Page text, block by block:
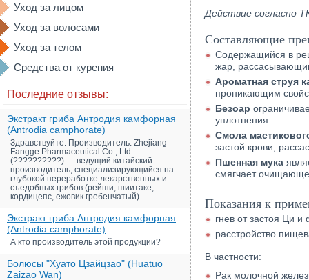
Уход за лицом
Уход за волосами
Уход за телом
Средства от курения
Последние отзывы:
Экстракт гриба Антродия камфорная
(Antrodia camphorate)
Здравствуйте. Производитель: Zhejiang
Fangge Pharmaceutical Co., Ltd.
(??????????) — ведущий китайский
производитель, специализирующийся на
глубокой переработке лекарственных и
съедобных грибов (рейши, шиитаке,
кордицепс, ежовик гребенчатый)
Экстракт гриба Антродия камфорная
(Antrodia camphorate)
А кто производитель этой продукции?
Болюсы "Хуато Цзайцзао" (Huatuo
Zaizao Wan)
Действие согласно
Составляющие
Содержащийся в
жар,
Ароматная струя
проникающим
Безоар
уплотнения.
Смола
застой крови,
Пшенная мука
смягчает
Показания к
гнев от застоя Ци
расстройство
В частности:
Рак молочной